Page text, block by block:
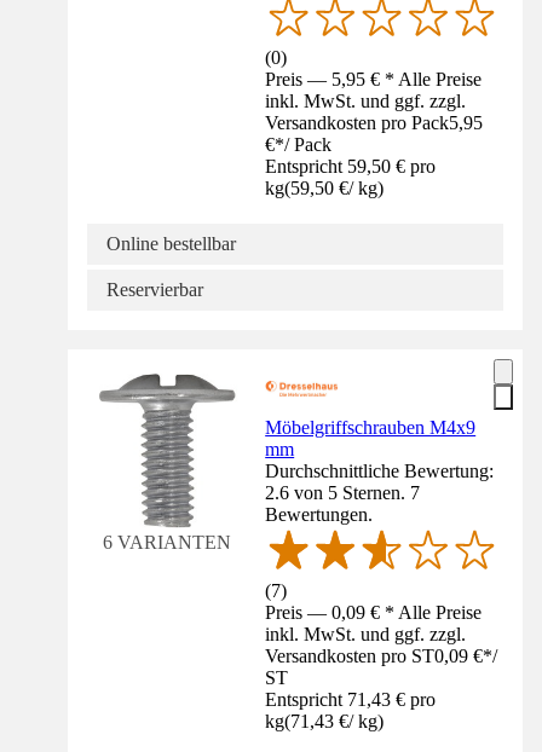
(0)
Preis — 5,95 € * Alle Preise
inkl. MwSt. und ggf. zzgl.
Versandkosten pro Pack5,95
€*/ Pack
Entspricht 59,50 € pro
kg(59,50 €/ kg)
Online bestellbar
Reservierbar
6 VARIANTEN
Möbelgriffschrauben M4x9
mm
Durchschnittliche Bewertung:
2.6 von 5 Sternen. 7
Bewertungen.
(7)
Preis — 0,09 € * Alle Preise
inkl. MwSt. und ggf. zzgl.
Versandkosten pro ST0,09 €*/
ST
Entspricht 71,43 € pro
kg(71,43 €/ kg)